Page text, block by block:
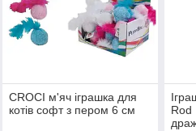
CROCI м'яч іграшка для
котів софт з пером 6 см
Rod